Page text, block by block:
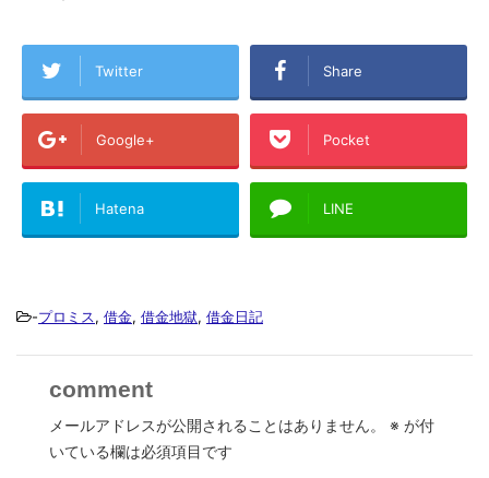
Twitter Share
Google+ Pocket
Hatena LINE
-プロミス, 借金, 借金地獄, 借金日記
comment
メールアドレスが公開されることはありません。 ※ が付
いている欄は必須項目です